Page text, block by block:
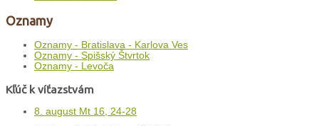
Oznamy
Oznamy - Bratislava - Karlova Ves
Oznamy - Spišský Štvrtok
Oznamy - Levoča
Kľúč k víťazstvám
8. august Mt 16, 24-28